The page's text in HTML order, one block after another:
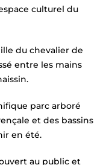
culturel du
du chevalier de
entre les mains
parc arboré
et des bassins
en été.
au public et